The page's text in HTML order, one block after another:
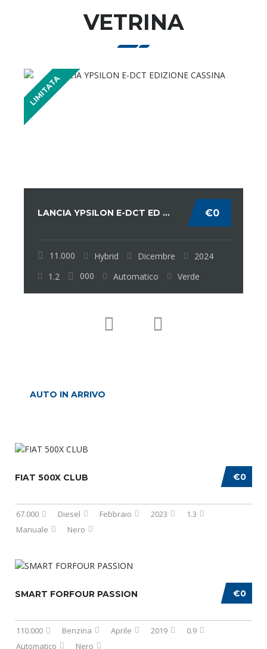
VETRINA
LIMITATA
€0
LANCIA YPSILON E-DCT ED ...
11.000 Hybrid Dicembre
2024
1.2
000 Automatico Verde
AUTO IN ARRIVO
€0
FIAT 500X CLUB
67.000 Diesel Febbraio 2023
1.3
Manuale
Nero
€0
SMART FORFOUR PASSION
110.000 Benzina Aprile 2019
0.9
Automatico
Nero